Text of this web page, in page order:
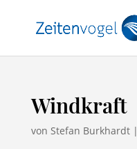
Windkraft
von Stefan Burkhardt|